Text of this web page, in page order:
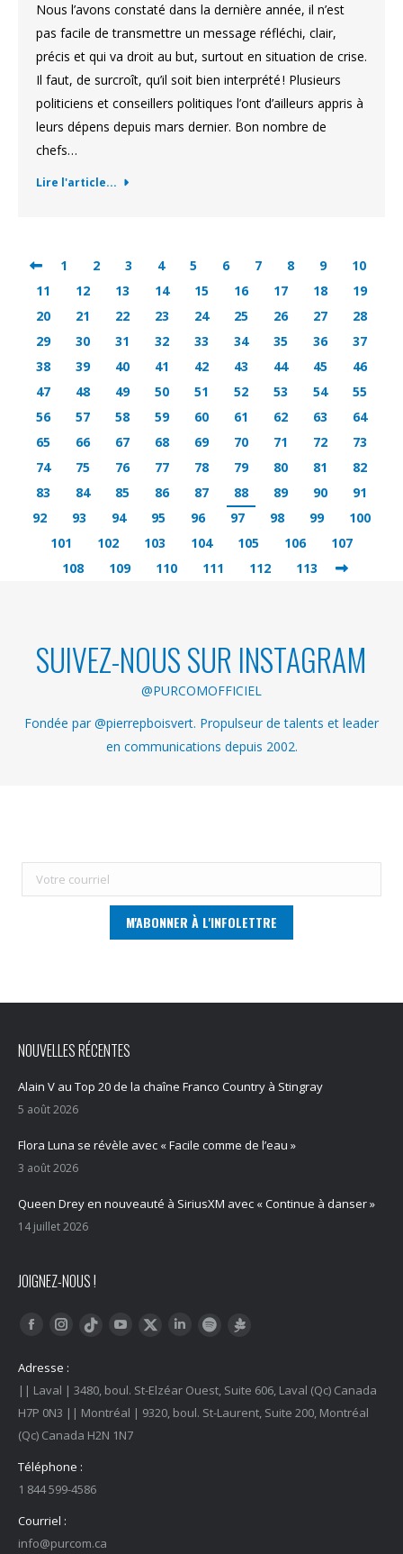
Nous l’avons constaté dans la dernière année, il n’est
pas facile de transmettre un message réfléchi, clair,
précis et qui va droit au but, surtout en situation de crise.
Il faut, de surcroît, qu’il soit bien interprété ! Plusieurs
politiciens et conseillers politiques l’ont d’ailleurs appris à
leurs dépens depuis mars dernier. Bon nombre de
chefs…
Lire l'article...
1 2 3 4 5 6 7 8 9
10
11
12 13 14 15 16 17 18
19
20
21 22 23 24 25 26 27
28
29
30 31 32 33 34 35 36
37
38
39 40 41 42 43 44 45
46
47
48 49 50 51 52 53 54
55
56
57 58 59 60 61 62 63
64
65
66 67 68 69 70 71 72
73
74
75 76 77 78 79 80 81
82
83
84 85 86 87 88 89 90
91
92
93 94 95 96 97 98 99
100
101
102 103 104 105 106
107
108
109 110 111 112 113
SUIVEZ-NOUS SUR INSTAGRAM
@PURCOMOFFICIEL
Fondée par @pierrepboisvert. Propulseur de talents et leader
en communications depuis 2002.
NOUVELLES RÉCENTES
Alain V au Top 20 de la chaîne Franco Country à Stingray
5 août 2026
Flora Luna se révèle avec « Facile comme de l’eau »
3 août 2026
Queen Drey en nouveauté à SiriusXM avec « Continue à danser »
14 juillet 2026
JOIGNEZ-NOUS !
Trouvez nous sur :
FacebookInstagram
Tiktok YouTubeTwitter LinkedInSpotify
Adresse :
|| Laval | 3480, boul. St-Elzéar Ouest, Suite 606, Laval (Qc) Canada
H7P 0N3 || Montréal | 9320, boul. St-Laurent, Suite 200, Montréal
(Qc) Canada H2N 1N7
Téléphone :
1 844 599-4586
Courriel :
info@purcom.ca